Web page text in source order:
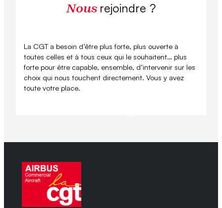
Nous rejoindre ?
La CGT a besoin d’être plus forte, plus ouverte à
toutes celles et à tous ceux qui le souhaitent… plus
forte pour être capable, ensemble, d’intervenir sur les
choix qui nous touchent directement. Vous y avez
toute votre place.